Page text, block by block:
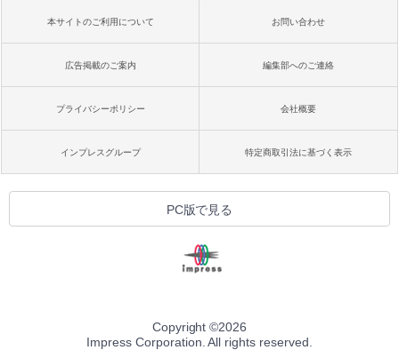
本サイトのご利用について お問い合わせ
広告掲載のご案内 編集部へのご連絡
プライバシーポリシー 会社概要
インプレスグループ 特定商取引法に基づく表示
PC版で見る
Copyright ©2026
Impress Corporation. All rights reserved.